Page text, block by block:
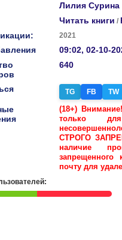
Лилия Сурина
Читать книги /
2021
09:02, 02-10-
640
TG FB TW
(18+)
только
СТРОГО
наличие
запрещенного
почту для